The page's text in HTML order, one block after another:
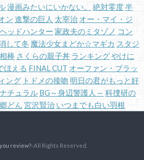
漫画みたいにいかない。 絶対零度半
ン 進撃の巨人 太宰治 オー・マイ・ジ
ヘッドハンター 家政夫のミタゾノ コン
して冬 魔法少女まどか☆マギカ スタジ
相棒 さくらの親子丼 ランキングやけに
ほえる FINAL CUT オーファン・ブラッ
ング トドメの接吻 明日の君がもっと好
チュラル BG～身辺警護人～ 科捜研の
どん 宮沢賢治 いつまでも白い羽根
review?-.All Rights Reserved.